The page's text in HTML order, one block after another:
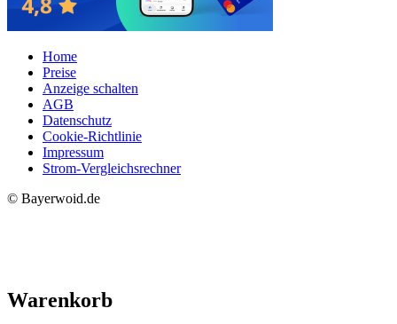
Home
Preise
Anzeige schalten
AGB
Datenschutz
Cookie-Richtlinie
Impressum
Strom-Vergleichsrechner
© Bayerwoid.de
Warenkorb